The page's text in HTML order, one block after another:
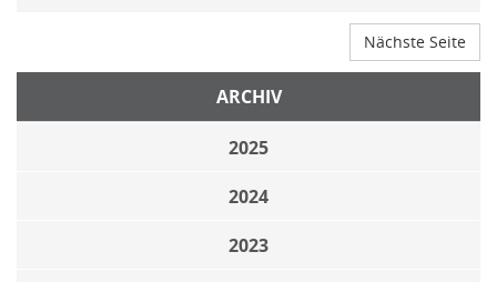
Nächste Seite
ARCHIV
2025
2024
2023